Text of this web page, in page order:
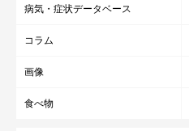
病気・症状データベース
コラム
画像
食べ物